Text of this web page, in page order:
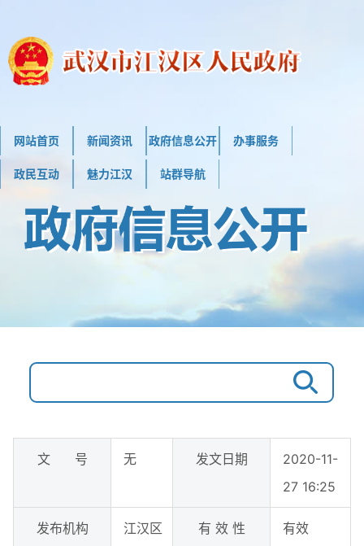
网站首页 新闻资讯 政府信息公开 办事服务
政民互动 魅力江汉 站群导航
文 号 无 发文日期
2020-11-
27 16:25
发布机构
江汉区
有 效 性 有效